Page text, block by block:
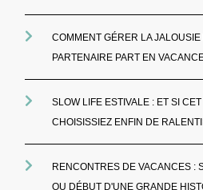
COMMENT GÉRER LA
PARTENAIRE PART EN
SLOW LIFE ESTIVALE : ET SI
CHOISISSIEZ ENFIN DE
RENCONTRES DE VACANCES :
OU DÉBUT D'UNE GRANDE